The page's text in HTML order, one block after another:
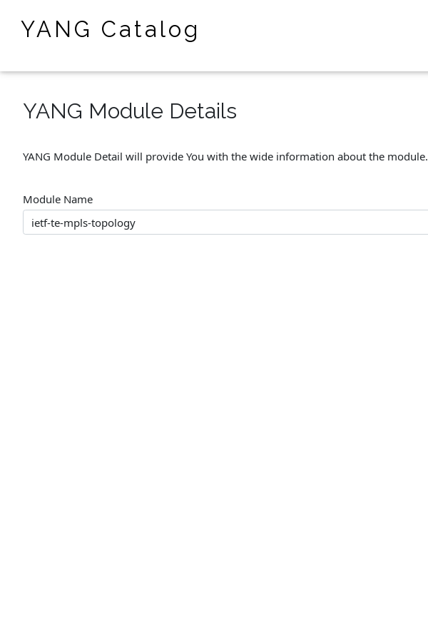
YANG Catalog
YANG Module Details
YANG Module Detail will provide You with the wide information about the module.
Module Name